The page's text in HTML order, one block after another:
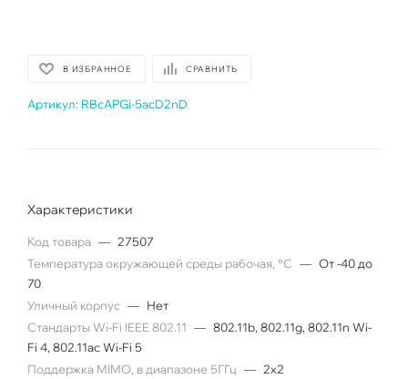
В ИЗБРАННОЕ СРАВНИТЬ
Артикул: RBcAPGi-5acD2nD
Характеристики
Код товара — 27507
Температура окружающей среды рабочая, °C — От -40 до
70
Уличный корпус — Нет
Стандарты Wi-Fi IEEE 802.11 — 802.11b, 802.11g, 802.11n Wi-
Fi 4, 802.11ac Wi-Fi 5
Поддержка MIMO, в диапазоне 5ГГц — 2x2